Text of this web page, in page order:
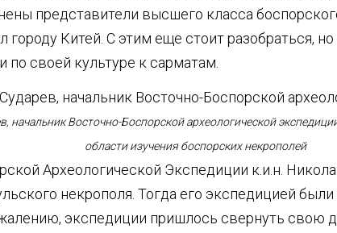
представители высшего класса
Китей. С этим еще стоит разобраться,
своей культуре к сарматам.
начальник Восточно-Боспорской археологической
области изучения боспорских некрополей
Археологической Экспедиции к.и.н.
некрополя. Тогда его экспедицией
экспедиции пришлось свернуть свою